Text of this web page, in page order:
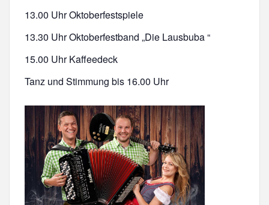
13.00 Uhr Oktoberfestspiele
13.30 Uhr Oktoberfestband „Die Lausbuba “
15.00 Uhr Kaffeedeck
Tanz und Stimmung bis 16.00 Uhr